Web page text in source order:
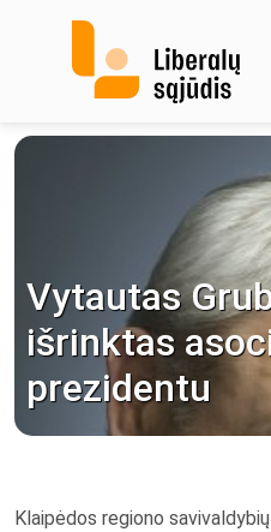
Vytautas
išrinktas
prezidentu
Klaipėdos regiono